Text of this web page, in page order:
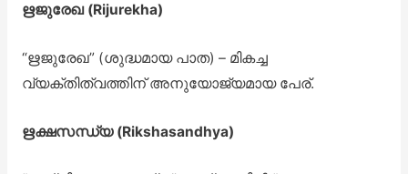
ഋജുരേഖ (Rijurekha)
“ഋജുരേഖ” (ശുദ്ധമായ പാത) – മികച്ച
വ്യക്തിത്വത്തിന് അനുയോജ്യമായ പേര്.
ഋക്ഷസന്ധ്യ (Rikshasandhya)